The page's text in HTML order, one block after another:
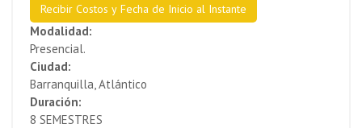
Recibir Costos y Fecha de Inicio al Instante
Modalidad:
Presencial.
Ciudad:
Barranquilla, Atlántico
Duración:
8 SEMESTRES